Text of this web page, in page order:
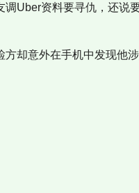
Uber资料要寻仇，还说
却意外在手机中发现他